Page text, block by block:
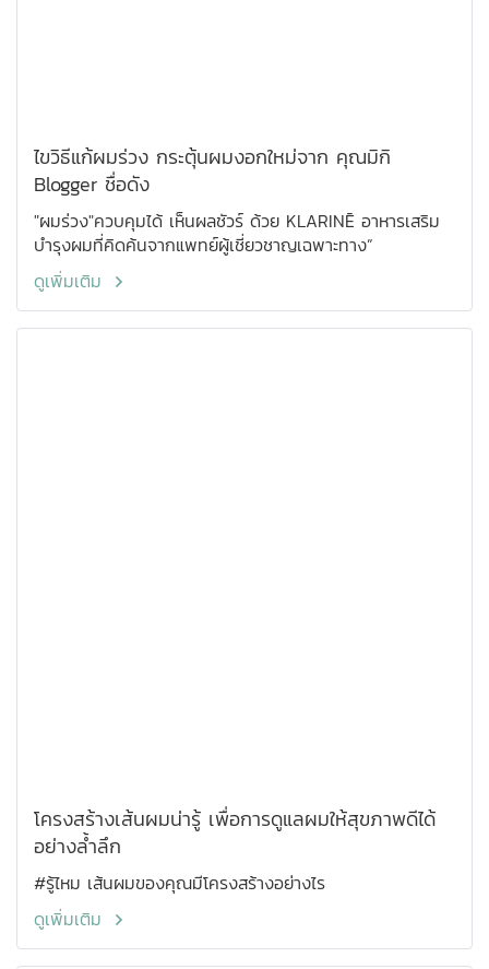
ไขวิธีแก้ผมร่วง กระตุ้นผมงอกใหม่จาก คุณมิกิ
Blogger ชื่อดัง
"ผมร่วง"ควบคุมได้ เห็นผลชัวร์ ด้วย KLARINĒ อาหารเสริม
บำรุงผมที่คิดค้นจากแพทย์ผู้เชี่ยวชาญเฉพาะทาง”
ดูเพิ่มเติม
โครงสร้างเส้นผมน่ารู้ เพื่อการดูแลผมให้สุขภาพดีได้
อย่างล้ำลึก
#รู้ไหม เส้นผมของคุณมีโครงสร้างอย่างไร
ดูเพิ่มเติม